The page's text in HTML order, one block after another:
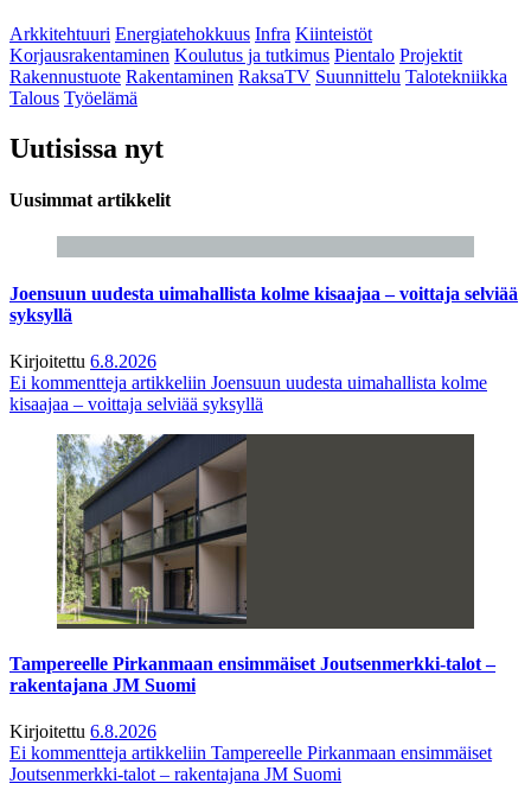
Arkkitehtuuri Energiatehokkuus Infra Kiinteistöt
Korjausrakentaminen Koulutus ja tutkimus Pientalo Projektit
Rakennustuote Rakentaminen RaksaTV Suunnittelu Talotekniikka
Talous Työelämä
Uutisissa nyt
Uusimmat artikkelit
Joensuun uudesta uimahallista kolme kisaajaa – voittaja selviää
syksyllä
Kirjoitettu 6.8.2026
Ei kommentteja artikkeliin Joensuun uudesta uimahallista kolme
kisaajaa – voittaja selviää syksyllä
Tampereelle Pirkanmaan ensimmäiset Joutsenmerkki-talot –
rakentajana JM Suomi
Kirjoitettu 6.8.2026
Ei kommentteja artikkeliin Tampereelle Pirkanmaan ensimmäiset
Joutsenmerkki-talot – rakentajana JM Suomi